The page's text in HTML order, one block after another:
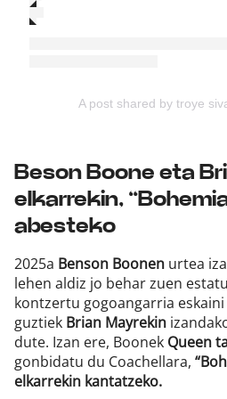
A post shared by troye
Beson Boone eta
elkarrekin,
abesteko
2025a Benson Boonen urtea
lehen aldiz jo behar zuen
kontzertu gogoangarria
guztiek Brian Mayrekin
dute. Izan ere, Boonek Queen
gonbidatu du Coachellara,
elkarrekin kantatzeko.